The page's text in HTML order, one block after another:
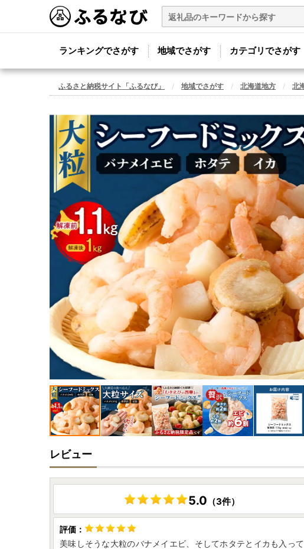
ランキングでさがす 地域でさがす カテゴリでさがす
ふるさと納税サイト「ふるなび」 地域でさがす 北海道地方 北
レビュー
5.0 （3件）
美味しそうな大粒のバナメイエビ、そしてホタテとイカも入って